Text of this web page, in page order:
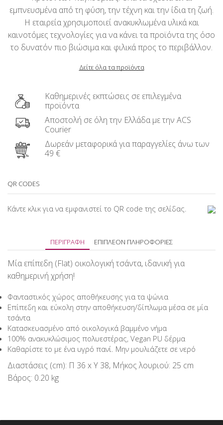
εμπνευσμένα από τη φύση, την τέχνη και την ίδια τη ζωή.
Η εταιρεία χρησιμοποιεί ανακυκλωμένα υλικά και
καινοτόμες τεχνολογίες για να κάνει τα προϊόντα της όσο
το δυνατόν πιο βιώσιμα και φιλικά προς το περιβάλλον.
Δείτε όλα τα προϊόντα
Καθημερινές εκπτώσεις σε επιλεγμένα
προϊόντα
Αποστολή σε όλη την Ελλάδα με την ACS
Courier
Δωρεάν μεταφορικά για παραγγελίες άνω των
49 €
QR CODES
Κάντε κλικ για να εμφανιστεί το QR code της σελίδας.
ΠΕΡΙΓΡΑΦΉ ΕΠΙΠΛΈΟΝ ΠΛΗΡΟΦΟΡΊΕΣ
Μία επίπεδη (Flat) οικολογική τσάντα, ιδανική για
καθημερινή χρήση!
Φανταστικός χώρος αποθήκευσης για τα ψώνια
Επίπεδη και εύκολη στην αποθήκευση/δίπλωμα μέσα σε μία
τσάντα
Κατασκευασμένο από οικολογικά βαμμένο νήμα
100% ανακυκλώσιμος πολυεστέρας, Vegan PU δέρμα
Καθαρίστε το με ένα υγρό πανί. Μην μουλιάζετε σε νερό
Διαστάσεις (cm): Π 36 x Υ 38, Μήκος λουριού: 25 cm
Βάρος: 0.20 kg